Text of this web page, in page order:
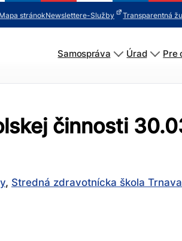
Mapa stránokNewslettere-Služby Transparentná
Samospráva Úrad Pre
činnosti
, Stredná zdravotnícka škola Trnava